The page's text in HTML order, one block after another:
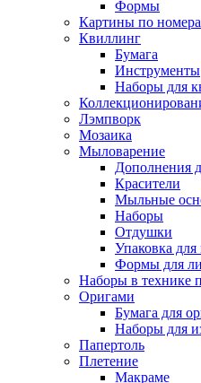
Формы
Картины по
Квиллинг
Бумага
Инструменты
Наборы для
Лэмпворк
Мозаика
Мыловарение
Дополнения
Красители
Мыльные
Наборы
Отдушки
Упаковка
Формы для
Наборы в технике
Оригами
Бумага для
Наборы для
Папертоль
Плетение
Макраме